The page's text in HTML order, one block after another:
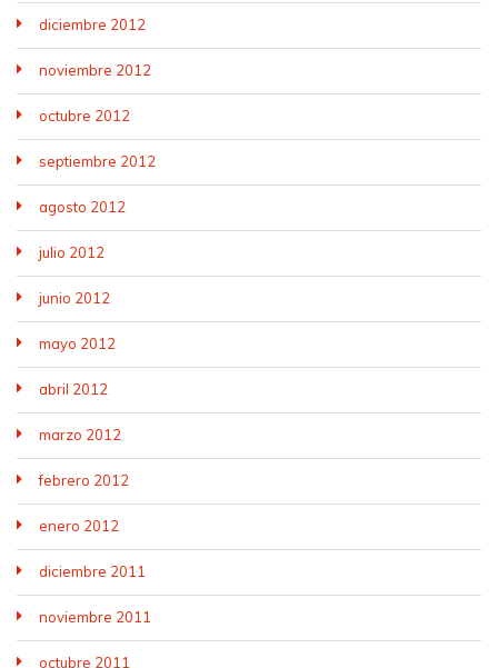
diciembre 2012
noviembre 2012
octubre 2012
septiembre 2012
agosto 2012
julio 2012
junio 2012
mayo 2012
abril 2012
marzo 2012
febrero 2012
enero 2012
diciembre 2011
noviembre 2011
octubre 2011